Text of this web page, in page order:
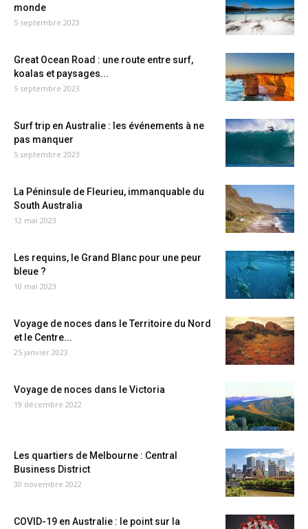
monde
5 septembre 2023
Great Ocean Road : une route entre surf,
koalas et paysages...
5 septembre 2023
Surf trip en Australie : les événements à ne
pas manquer
5 septembre 2023
La Péninsule de Fleurieu, immanquable du
South Australia
12 mai 2023
Les requins, le Grand Blanc pour une peur
bleue ?
10 mai 2023
Voyage de noces dans le Territoire du Nord
et le Centre...
25 janvier 2023
Voyage de noces dans le Victoria
19 décembre 2022
Les quartiers de Melbourne : Central
Business District
30 novembre 2022
COVID-19 en Australie : le point sur la